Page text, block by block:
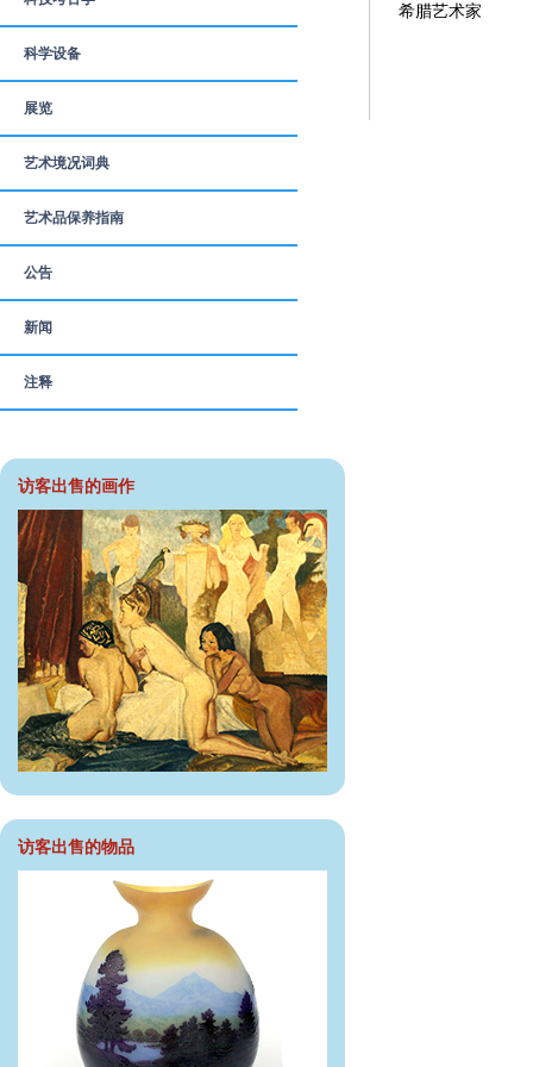
科学设备
展览
艺术境况词典
艺术品保养指南
公告
新闻
注释
访客出售的画作
访客出售的物品
希腊艺术家